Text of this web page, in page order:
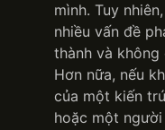
mình. Tuy
nhiều vấn đề
thành và
Hơn nữa, nếu
của một kiến
hoặc một